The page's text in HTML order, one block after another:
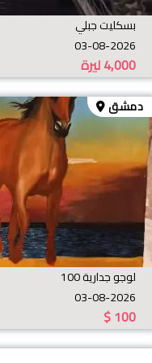
بسكليت جبلي
03-08-2026
ليرة4,000
دمشق
لوجو جدارية 100
03-08-2026
$100